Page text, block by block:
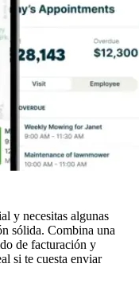
y necesitas algunas
sólida. Combina una
de facturación y
si te cuesta enviar